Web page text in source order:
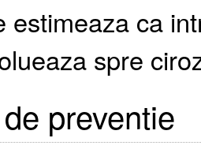
estimeaza ca
spre
preventie